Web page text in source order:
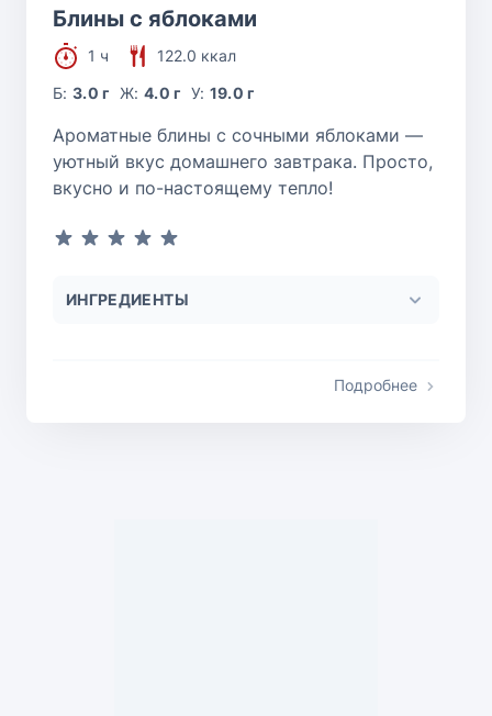
Блины с яблоками
1 ч
122.0 ккал
Б:3.0 г Ж: 4.0 г У: 19.0 г
Ароматные блины с сочными яблоками —
уютный вкус домашнего завтрака. Просто,
вкусно и по-настоящему тепло!
ИНГРЕДИЕНТЫ
Подробнее